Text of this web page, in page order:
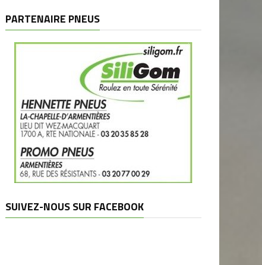
PARTENAIRE PNEUS
SUIVEZ-NOUS SUR FACEBOOK